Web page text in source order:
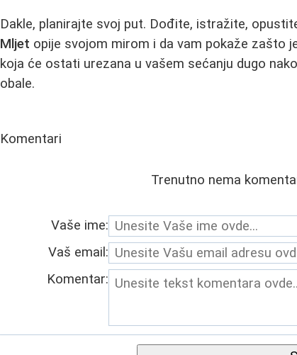
Dakle, planirajte svoj put. Dođite, istražite,
Mljet opije svojom mirom i da vam pokaže zašto
koja će ostati urezana u vašem sećanju dugo
obale.
Komentari
Trenutno nema
Vaše ime:
Vaš email:
Komentar: